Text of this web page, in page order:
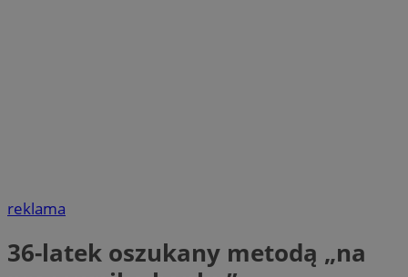
reklama
36-latek oszukany metodą „na